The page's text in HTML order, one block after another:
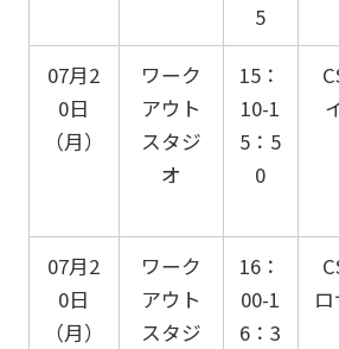
5
07月2
0日
（月）
ワーク
アウト
スタジ
オ
15：
10-1
5：5
0
07月2
0日
（月）
ワーク
アウト
スタジ
16：
00-1
6：3